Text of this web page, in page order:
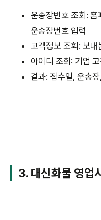
운송장번호 조회: 홈
운송장번호 입력
고객정보 조회: 보
아이디 조회: 기업
결과: 접수일, 운송
3. 대신화물 영업